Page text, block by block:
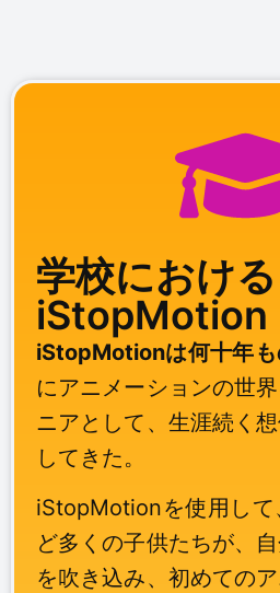
学校における
iStopMotion
iStopMotionは何十年も
にアニメーションの世
ニアとして、生涯続く
してきた。
iStopMotionを使用して
ど多くの子供たちが、
を吹き込み、初めての